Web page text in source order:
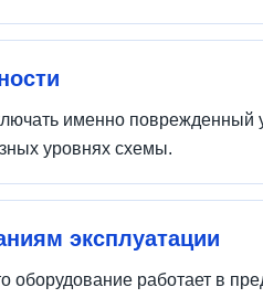
именно поврежденный
уровнях схемы.
эксплуатации
оборудование работает в